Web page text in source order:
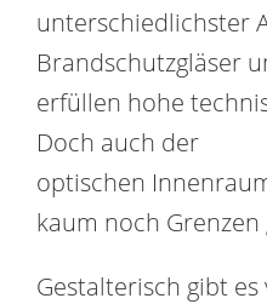
unterschiedlichster
Brandschutzgläser
erfüllen hohe
Doch auch der
optischen
kaum noch Grenzen
Gestalterisch gibt es